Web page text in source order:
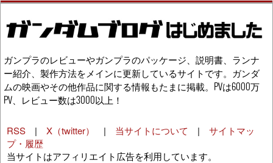
ガンプラのレビューやガンプラのパッケージ、説明書、ランナ
ー紹介、製作方法をメインに更新しているサイトです。ガンダ
ムの映画やその他作品に関する情報もたまに掲載。PVは6000万
PV、レビュー数は3000以上！
RSS | X（twitter） | 当サイトについて | サイトマッ
プ・履歴
当サイトはアフィリエイト広告を利用しています。